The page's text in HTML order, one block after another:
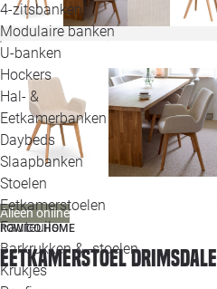
4-zitsbanken
Modulaire banken
U-banken
Hockers
Hal- &
Eetkamerbanken
Daybeds
Slaapbanken
Stoelen
Eetkamerstoelen
Fauteuils
Barkrukken & -stoelen
Krukjes
Alleen online
ROWICO HOME
Eetkamerstoel Drimsdale